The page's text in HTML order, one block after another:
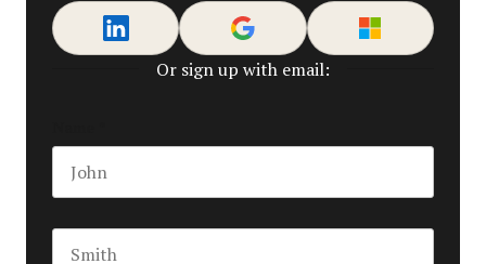
Or sign up with email: